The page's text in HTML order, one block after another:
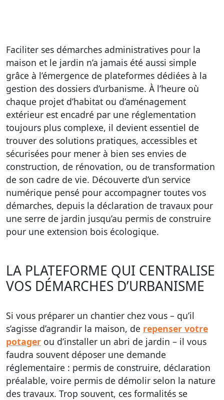
Faciliter ses démarches administratives pour la
maison et le jardin n’a jamais été aussi simple
grâce à l’émergence de plateformes dédiées à la
gestion des dossiers d’urbanisme. À l’heure où
chaque projet d’habitat ou d’aménagement
extérieur est encadré par une réglementation
toujours plus complexe, il devient essentiel de
trouver des solutions pratiques, accessibles et
sécurisées pour mener à bien ses envies de
construction, de rénovation, ou de transformation
de son cadre de vie. Découverte d’un service
numérique pensé pour accompagner toutes vos
démarches, depuis la déclaration de travaux pour
une serre de jardin jusqu’au permis de construire
pour une extension bois écologique.
LA PLATEFORME QUI CENTRALISE
VOS DÉMARCHES D’URBANISME
Si vous préparer un chantier chez vous – qu’il
s’agisse d’agrandir la maison, de repenser votre
potager ou d’installer un abri de jardin – il vous
faudra souvent déposer une demande
réglementaire : permis de construire, déclaration
préalable, voire permis de démolir selon la nature
des travaux. Trop souvent, ces formalités se